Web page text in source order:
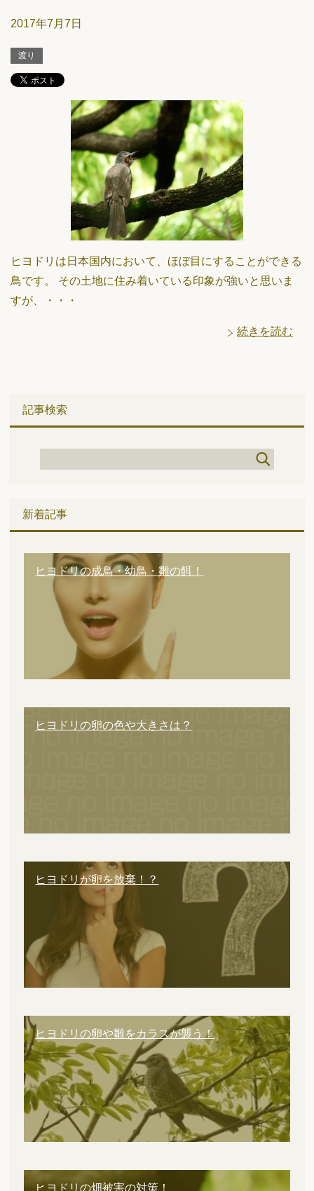
2017年7月7日
渡り
ヒヨドリは日本国内において、ほぼ目にすることができる
鳥です。 その土地に住み着いている印象が強いと思いま
すが、・・・
続きを読む
記事検索
新着記事
ヒヨドリの成鳥・幼鳥・雛の餌！
ヒヨドリの卵の色や大きさは？
ヒヨドリが卵を放棄！？
ヒヨドリの卵や雛をカラスが襲う！
ヒヨドリの畑被害の対策！